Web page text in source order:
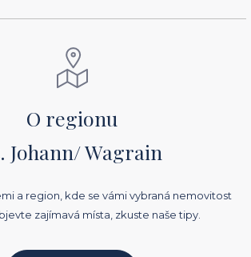
O regionu
Johann/ Wagrain
a region, kde se vámi vybraná nemovitost
zajímavá místa, zkuste naše tipy.